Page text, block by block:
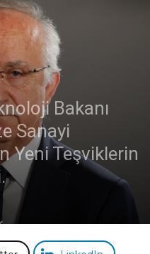
Bakanı
Sanayi
Yeni Teşviklerin